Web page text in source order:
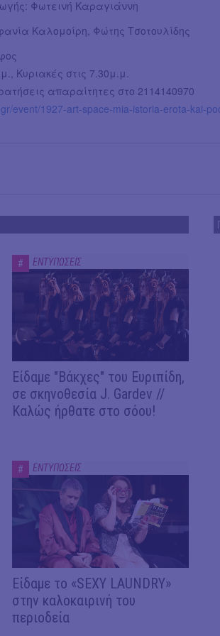
Φωτεινή Καραγιάννη
Καλομοίρη, Φώτης Τσοτουλίδης
Κυριακές στις 7.30μ.μ.
απαραίτητες στο 2114140970
event/1927-art-space-mia-istoria-erota-kai-
# ΕΝΤΥΠΩΣΕΙΣ
Είδαμε "Βάκχες" του Ευριπίδη,
σε σκηνοθεσία J. Gardev //
Καλώς ήρθατε στο σόου!
# ΕΝΤΥΠΩΣΕΙΣ
Είδαμε το «SEXY LAUNDRY»
στην καλοκαιρινή του
περιοδεία